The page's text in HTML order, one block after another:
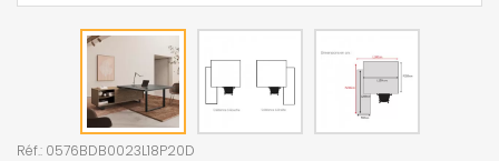
Réf.: 0576BDB0023L18P20D